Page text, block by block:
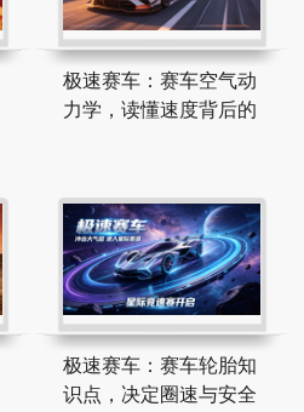
极速赛车：赛车空气动
力学，读懂速度背后的
极速赛车：赛车轮胎知
识点，决定圈速与安全